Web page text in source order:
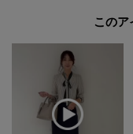
この